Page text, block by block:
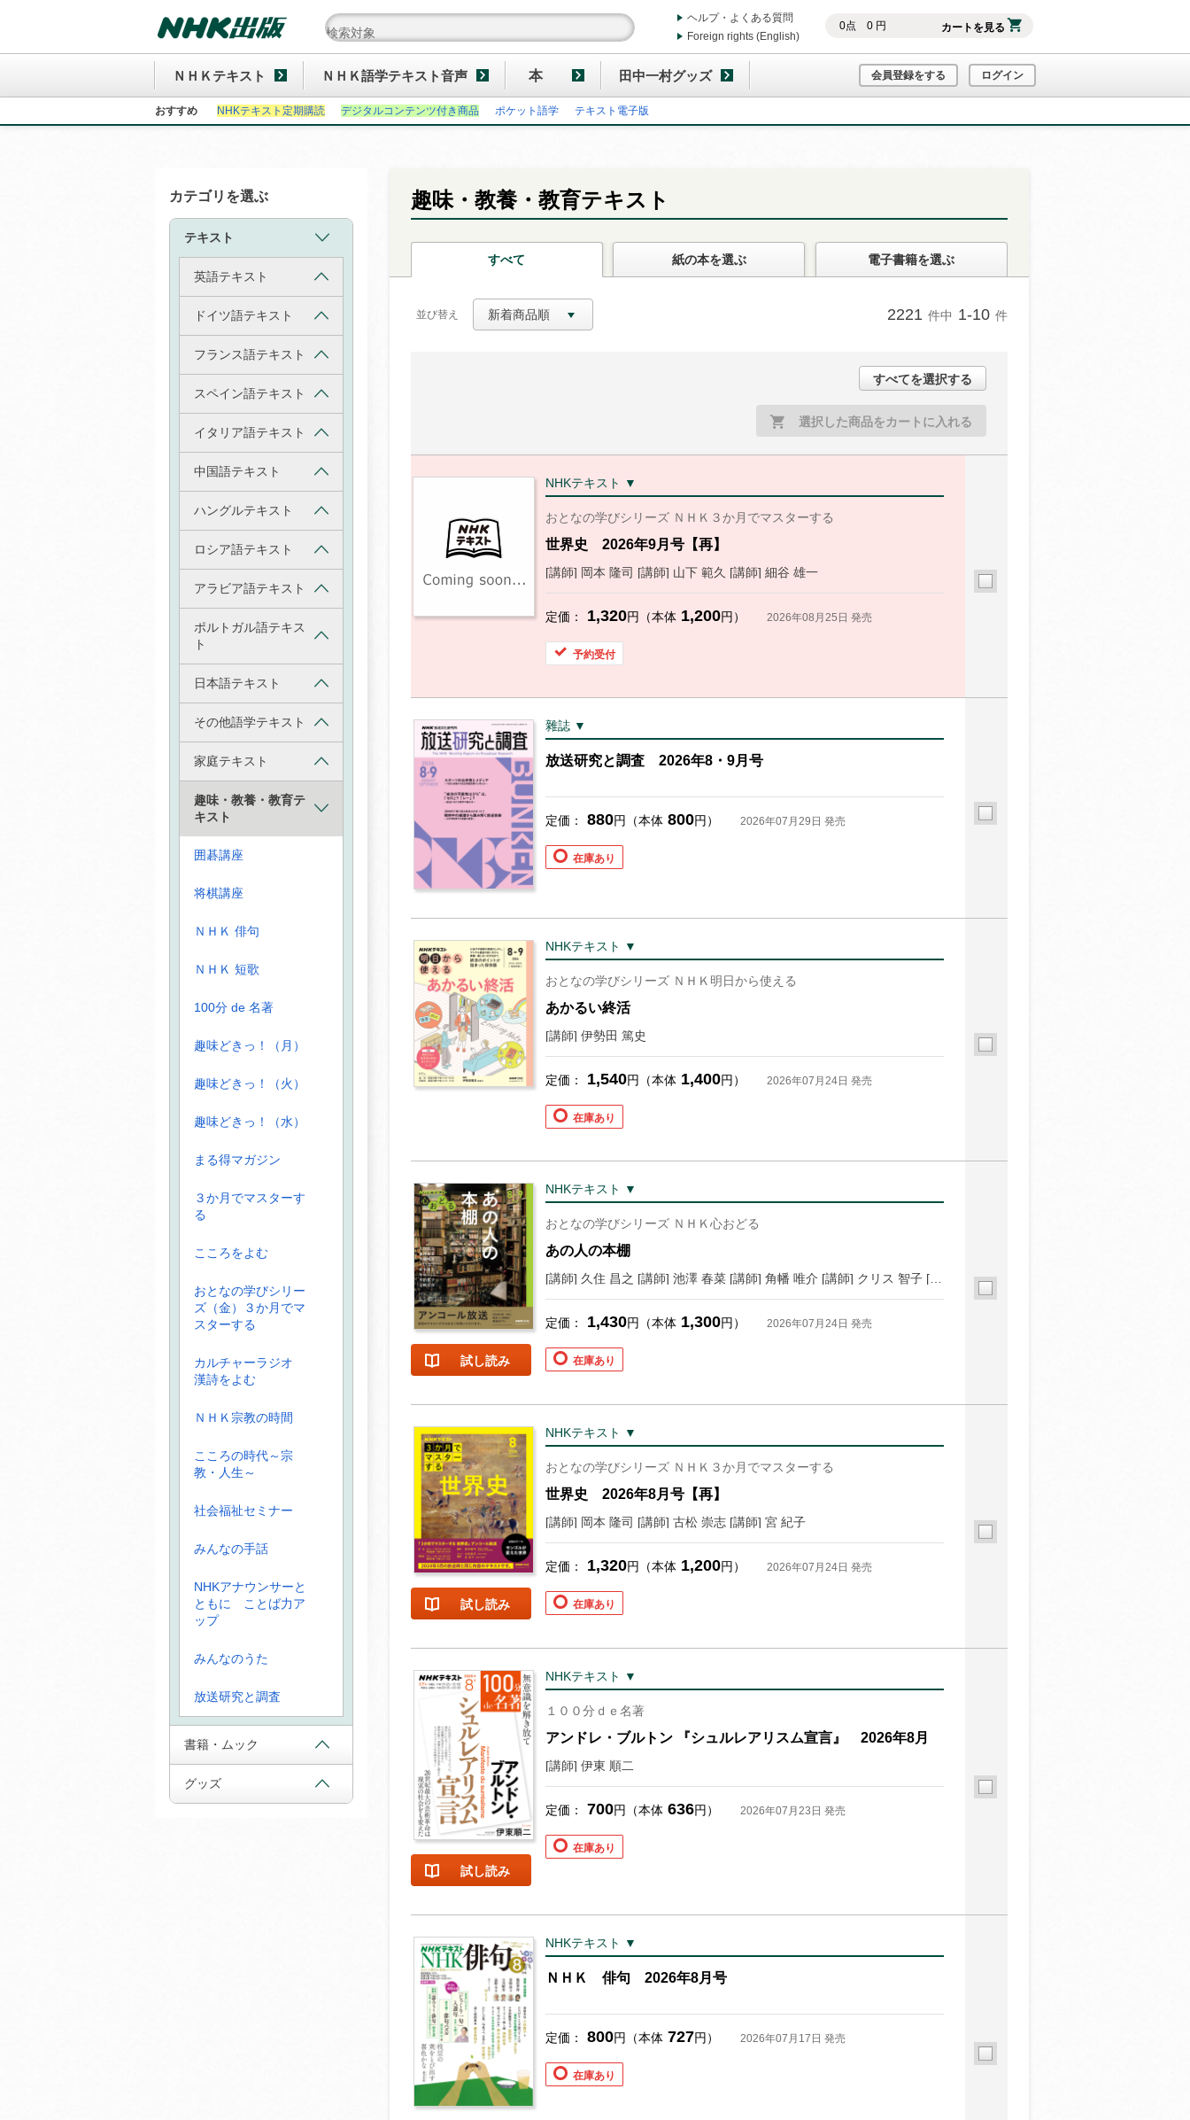
0点 0円 カートを見る
ヘルプ・よくある質問
Foreign rights (English)
ＮＨＫテキスト ＮＨＫ語学テキスト音声 本 田中一村グッズ 会員登録をする ログイン
おすすめ NHKテキスト定期購読 デジタルコンテンツ付き商品 ポケット語学 テキスト電子版
お支払いに進む
他にも商品を買う
趣味・教養・教育テキスト
すべて 紙の本を選ぶ 電子書籍を選ぶ
並び替え 新着商品順 2221 件中 1-10 件
すべてを選択する
選択した商品をカートに入れる
NHKテキスト ▼
おとなの学びシリーズ ＮＨＫ３か月でマスターする
世界史 2026年9月号【再】
[講師] 岡本 隆司 [講師] 山下 範久 [講師] 細谷 雄一
定価： 1,320円（本体 1,200円） 2026年08月25日 発売
予約受付
雜誌 ▼
放送研究と調査 2026年8・9月号
定価： 880円（本体 800円） 2026年07月29日 発売
在庫あり
NHKテキスト ▼
おとなの学びシリーズ ＮＨＫ明日から使える
あかるい終活
[講師] 伊勢田 篤史
定価： 1,540円（本体 1,400円） 2026年07月24日 発売
在庫あり
試し読み
NHKテキスト ▼
おとなの学びシリーズ ＮＨＫ心おどる
あの人の本棚
[講師] 久住 昌之 [講師] 池澤 春菜 [講師] 角幡 唯介 [講師] クリス 智子 [講師] 鈴木 敏夫 [講師] 金原 ひとみ [講師] 牟田 都子 [講師] 京極 夏彦
定価： 1,430円（本体 1,300円） 2026年07月24日 発売
在庫あり
試し読み
NHKテキスト ▼
おとなの学びシリーズ ＮＨＫ３か月でマスターする
世界史 2026年8月号【再】
[講師] 岡本 隆司 [講師] 古松 崇志 [講師] 宮 紀子
定価： 1,320円（本体 1,200円） 2026年07月24日 発売
在庫あり
試し読み
NHKテキスト ▼
１００分ｄｅ名著
アンドレ・ブルトン 『シュルレアリスム宣言』 2026年8月
[講師] 伊東 順二
定価： 700円（本体 636円） 2026年07月23日 発売
在庫あり
NHKテキスト ▼
ＮＨＫ 俳句 2026年8月号
定価： 800円（本体 727円） 2026年07月17日 発売
在庫あり
カテゴリを選ぶ
テキスト
英語テキスト
ドイツ語テキスト
フランス語テキスト
スペイン語テキスト
イタリア語テキスト
中国語テキスト
ハングルテキスト
ロシア語テキスト
アラビア語テキスト
ポルトガル語テキス
ト
日本語テキスト
その他語学テキスト
家庭テキスト
趣味・教養・教育テ
キスト
囲碁講座
将棋講座
ＮＨＫ 俳句
ＮＨＫ 短歌
100分 de 名著
趣味どきっ！（月）
趣味どきっ！（火）
趣味どきっ！（水）
まる得マガジン
３か月でマスターす
る
こころをよむ
おとなの学びシリー
ズ（金）３か月でマ
スターする
カルチャーラジオ
漢詩をよむ
ＮＨＫ宗教の時間
こころの時代～宗
教・人生～
社会福祉セミナー
みんなの手話
NHKアナウンサーと
ともに ことば力ア
ップ
みんなのうた
放送研究と調査
書籍・ムック
グッズ